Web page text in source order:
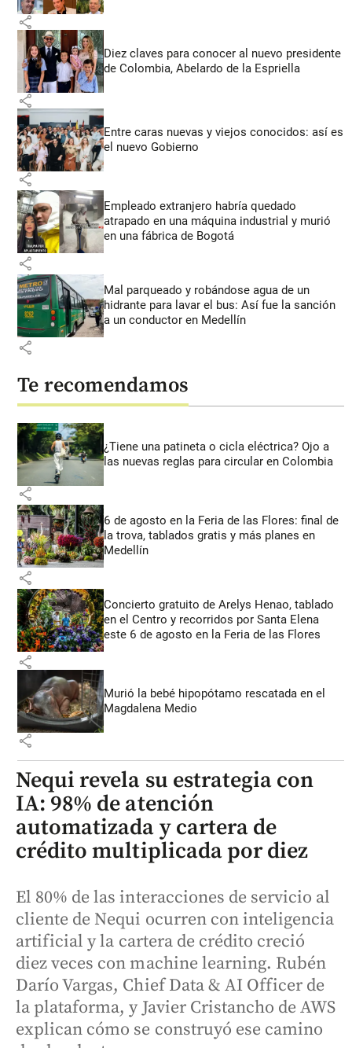
share
Diez claves para conocer al nuevo presidente
de Colombia, Abelardo de la Espriella
share
Entre caras nuevas y viejos conocidos: así es
el nuevo Gobierno
share
Empleado extranjero habría quedado
atrapado en una máquina industrial y murió
en una fábrica de Bogotá
share
Mal parqueado y robándose agua de un
hidrante para lavar el bus: Así fue la sanción
a un conductor en Medellín
share
Te recomendamos
¿Tiene una patineta o cicla eléctrica? Ojo a
las nuevas reglas para circular en Colombia
share
6 de agosto en la Feria de las Flores: final de
la trova, tablados gratis y más planes en
Medellín
share
Concierto gratuito de Arelys Henao, tablado
en el Centro y recorridos por Santa Elena
este 6 de agosto en la Feria de las Flores
share
Murió la bebé hipopótamo rescatada en el
Magdalena Medio
share
Nequi revela su estrategia con
IA: 98% de atención
automatizada y cartera de
crédito multiplicada por diez
El 80% de las interacciones de servicio al
cliente de Nequi ocurren con inteligencia
artificial y la cartera de crédito creció
diez veces con machine learning. Rubén
Darío Vargas, Chief Data & AI Officer de
la plataforma, y Javier Cristancho de AWS
explican cómo se construyó ese camino